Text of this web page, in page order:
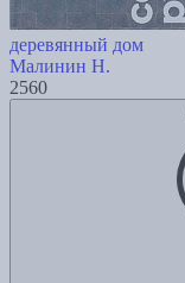
деревянный дом
Малинин Н.
2560